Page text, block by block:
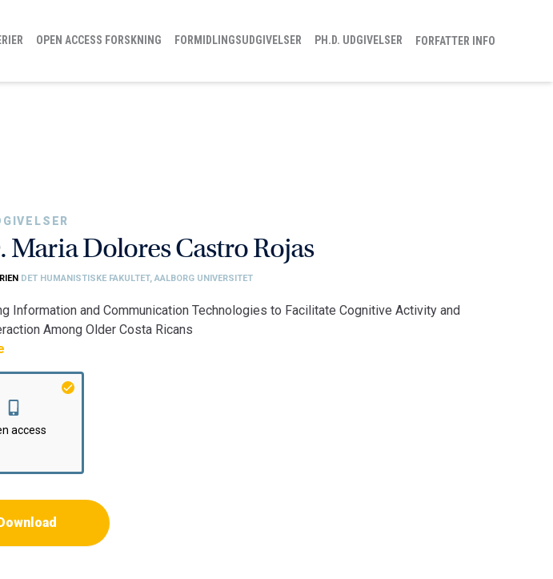
OPEN ACCESS FORSKNING FORMIDLINGSUDGIVELSER PH.D. UDGIVELSER FORFATTER INFO
Maria Dolores Castro Rojas
DET HUMANISTISKE FAKULTET, AALBORG UNIVERSITET
Information and Communication Technologies to Facilitate Cognitive Activity and
Among Older Costa Ricans
Det Humanistiske Fakultet
for Kommunikation og Psykologi
access